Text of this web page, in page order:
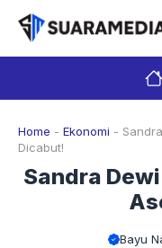
Langsung
isi
Home - Ekonomi -
Dicabut!
Sandra
Bayu